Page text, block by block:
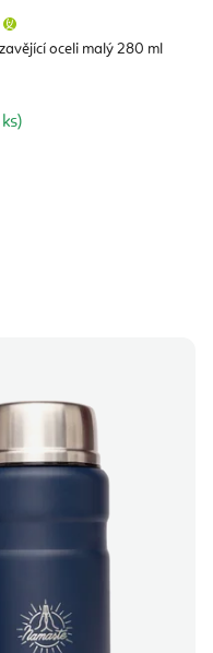
oceli malý 280 ml
produktu
je
ks)